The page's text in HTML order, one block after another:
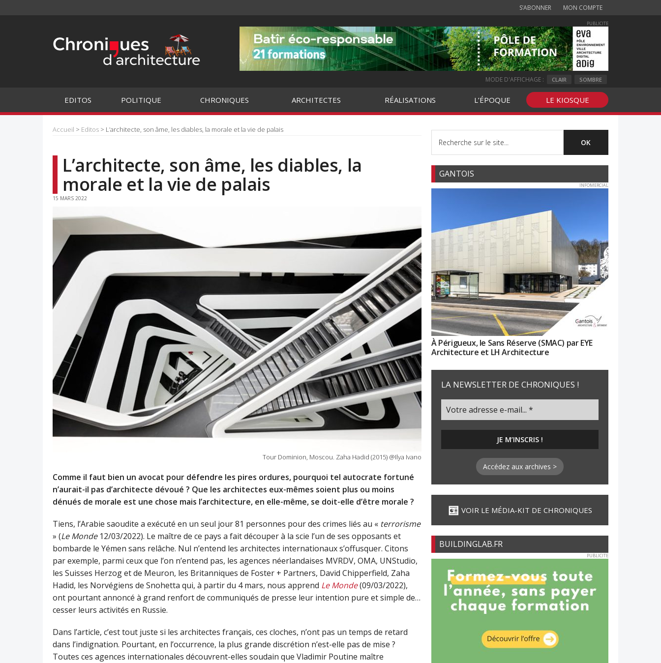
S’ABONNER MON COMPTE
PUBLICITE
MODE D'AFFICHAGE : CLAIR SOMBRE
EDITOS POLITIQUE CHRONIQUES ARCHITECTES RÉALISATIONS L’ÉPOQUE LE KIOSQUE
Accueil > Editos > L’architecte, son âme, les diables, la morale et la vie de palais
L’architecte, son âme, les diables, la
morale et la vie de palais
15 MARS 2022
Tour Dominion, Moscou. Zaha Hadid (2015) @Ilya Ivano
Comme il faut bien un avocat pour défendre les pires ordures, pourquoi tel autocrate fortuné
n’aurait-il pas d’architecte dévoué ? Que les architectes eux-mêmes soient plus ou moins
dénués de morale est une chose mais l’architecture, en elle-même, se doit-elle d’être morale ?
Tiens, l’Arabie saoudite a exécuté en un seul jour 81 personnes pour des crimes liés au « terrorisme
» (Le Monde12/03/2022). Le maître de ce pays a fait découper à la scie l’un de ses opposants et
bombarde le Yémen sans relâche. Nul n’entend les architectes internationaux s’offusquer. Citons
par exemple, parmi ceux que l’on n’entend pas, les agences néerlandaises MVRDV, OMA, UNStudio,
les Suisses Herzog et de Meuron, les Britanniques de Foster + Partners, David Chipperfield, Zaha
Hadid, les Norvégiens de Snohetta qui, à partir du 4 mars, nous apprend Le Monde(09/03/2022),
ont pourtant annoncé à grand renfort de communiqués de presse leur intention pure et simple de…
cesser leurs activités en Russie.
Dans l’article, c’est tout juste si les architectes français, ces cloches, n’ont pas un temps de retard
dans l’indignation. Pourtant, en l’occurrence, la plus grande discrétion n’est-elle pas de mise ?
Toutes ces agences internationales découvrent-elles soudain que Vladimir Poutine maître
GANTOIS
INFOMERCIAL
À Périgueux, le Sans Réserve (SMAC) par EYE
Architecture et LH Architecture
LA NEWSLETTER DE CHRONIQUES !
Accédez aux archives >
VOIR LE MÉDIA-KIT DE CHRONIQUES
BUILDINGLAB.FR
PUBLICITE